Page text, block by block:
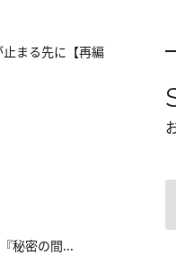
まる先に【再編
秘密の間...